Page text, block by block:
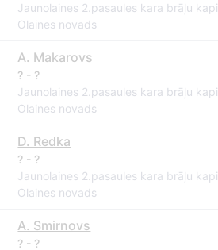
Jaunolaines 2.pasaules kara brāļu kapi
Olaines novads
A. Makarovs
? - ?
Jaunolaines 2.pasaules kara brāļu kapi
Olaines novads
D. Redka
? - ?
Jaunolaines 2.pasaules kara brāļu kapi
Olaines novads
A. Smirnovs
? - ?